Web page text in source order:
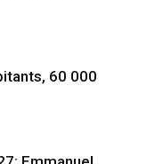
60 000